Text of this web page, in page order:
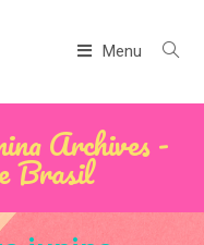
Menu
Archives -
Brasil